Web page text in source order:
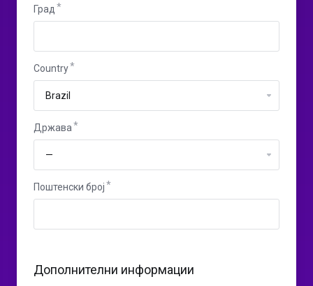
Град
Country
Држава
Поштенски број
Дополнителни информации